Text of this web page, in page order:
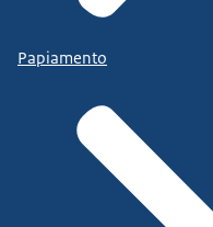
Papiamento